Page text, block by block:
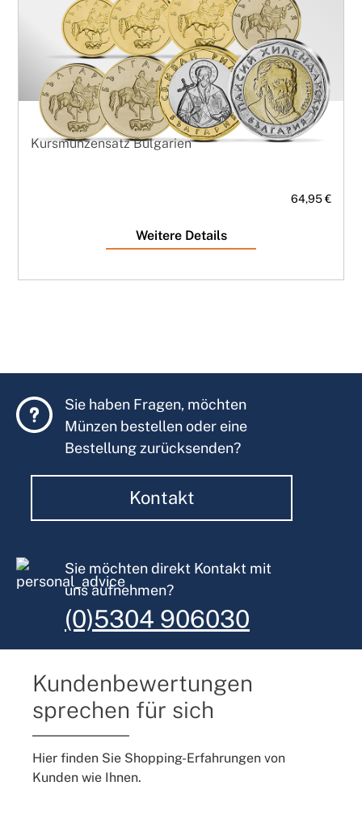
Kursmünzensatz Bulgarien
64,95 €
Weitere Details
Sie haben Fragen, möchten
Münzen bestellen oder eine
Bestellung zurücksenden?
Kontakt
Sie möchten direkt Kontakt mit
uns aufnehmen?
(0)5304 906030
Kundenbewertungen
sprechen für sich
Hier finden Sie Shopping-Erfahrungen von
Kunden wie Ihnen.